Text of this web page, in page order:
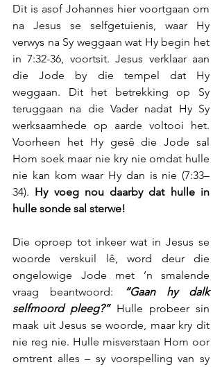
Dit is asof Johannes hier voortgaan om
na Jesus se selfgetuienis, waar Hy
verwys na Sy weggaan wat Hy begin het
in 7:32-36, voortsit. Jesus verklaar aan
die Jode by die tempel dat Hy
weggaan. Dit het betrekking op Sy
teruggaan na die Vader nadat Hy Sy
werksaamhede op aarde voltooi het.
Voorheen het Hy gesê die Jode sal
Hom soek maar nie kry nie omdat hulle
nie kan kom waar Hy dan is nie (7:33–
34). Hy voeg nou daarby dat hulle in
hulle sonde sal sterwe!
Die oproep tot inkeer wat in Jesus se
woorde verskuil lê, word deur die
ongelowige Jode met ’n smalende
vraag beantwoord:
“Gaan hy dalk
selfmoord pleeg?” Hulle probeer sin
maak uit Jesus se woorde, maar kry dit
nie reg nie. Hulle misverstaan Hom oor